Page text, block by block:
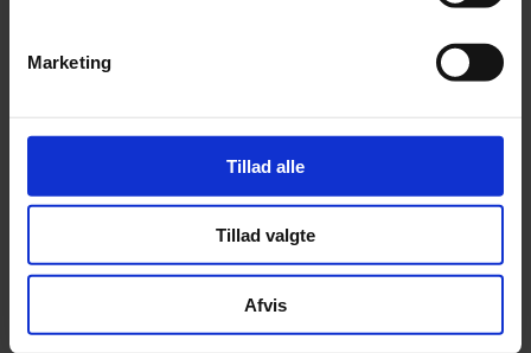
Marketing
Tillad alle
Tillad valgte
Afvis
Bodil
Eco Soft
midnatssol
Nellie